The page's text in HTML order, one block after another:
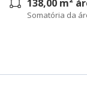
138,00 m²
Somatória da